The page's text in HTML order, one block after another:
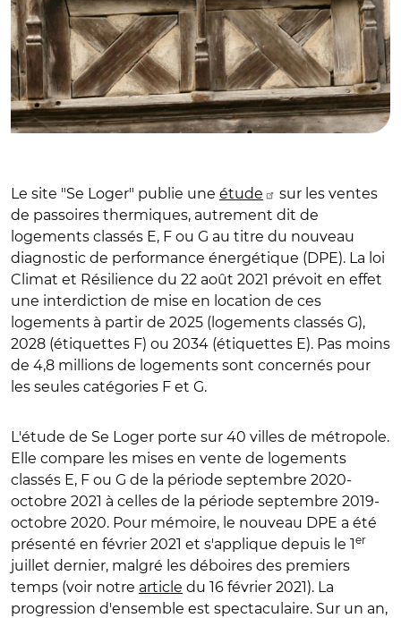
Le site "Se Loger" publie une étude
sur les ventes
de passoires thermiques, autrement dit de
logements classés E, F ou G au titre du nouveau
diagnostic de performance énergétique (DPE). La loi
Climat et Résilience du 22 août 2021 prévoit en effet
une interdiction de mise en location de ces
logements à partir de 2025 (logements classés G),
2028 (étiquettes F) ou 2034 (étiquettes E). Pas moins
de 4,8 millions de logements sont concernés pour
les seules catégories F et G.
L'étude de Se Loger porte sur 40 villes de métropole.
Elle compare les mises en vente de logements
classés E, F ou G de la période septembre 2020-
octobre 2021 à celles de la période septembre 2019-
octobre 2020. Pour mémoire, le nouveau DPE a été
présenté en février 2021 et s'applique depuis le 1er
juillet dernier, malgré les déboires des premiers
temps (voir notre article du 16 février 2021). La
progression d'ensemble est spectaculaire. Sur un an,